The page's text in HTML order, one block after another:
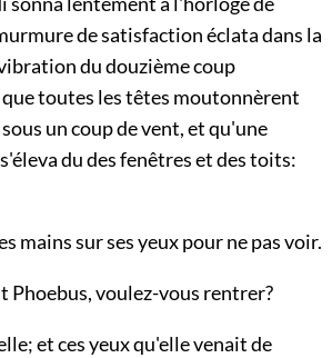
de satisfaction éclata dans la
du douzième coup
toutes les têtes moutonnèrent
un coup de vent, et qu'une
du des fenêtres et des toits:
mains sur ses yeux pour ne pas voir.
Phoebus, voulez-vous rentrer?
et ces yeux qu'elle venait de